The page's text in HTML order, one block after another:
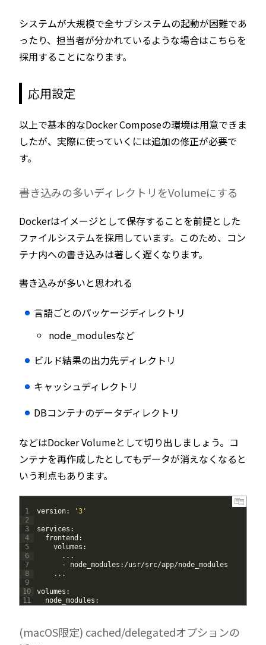
システムが大規模で全サブシステムの起動が困難であ
ったり、担当者が分かれているような場合はこちらを
採用することになります。
応用設定
以上で基本的なDocker Composeの環境は用意できま
したが、実際に使っていくには追加の修正が必要で
す。
書き込みの多いディレクトリをVolumeにする
Dockerはイメージとして保存することを前提とした
ファイルシステムを採用しています。このため、コン
テナ内への書き込みは著しく遅くなります。
書き込みが多いと思われる
言語ごとのパッケージディレクトリ
node_modulesなど
ビルド結果の出力先ディレクトリ
キャッシュディレクトリ
DBコンテナのデータディレクトリ
などはDocker Volumeとして切り出しましょう。コ
ンテナを再作成したとしてもデータが消えなくなると
いう利点もあります。
1
2
3
4
5
6
7
8
9
10
11
version: '3'
services :
frontend :
volumes :
. . .
-
node_modules : /usr/src/app/node modules
. . .
volumes :
node_modules :
(macOS限定) cached/delegatedオプションの